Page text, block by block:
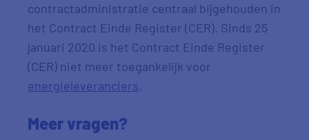
contractadministratie centraal bijgehouden in
het Contract Einde Register (CER). Sinds 25
januari 2020 is het Contract Einde Register
(CER) niet meer toegankelijk voor
energieleveranciers.
Meer vragen?